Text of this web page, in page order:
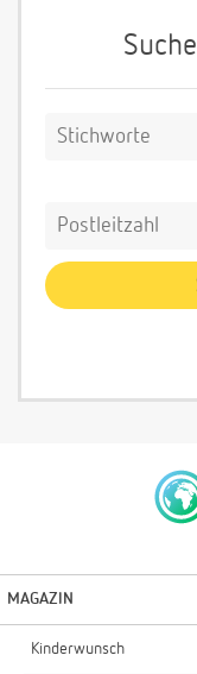
MAGAZIN
Kinderwunsch